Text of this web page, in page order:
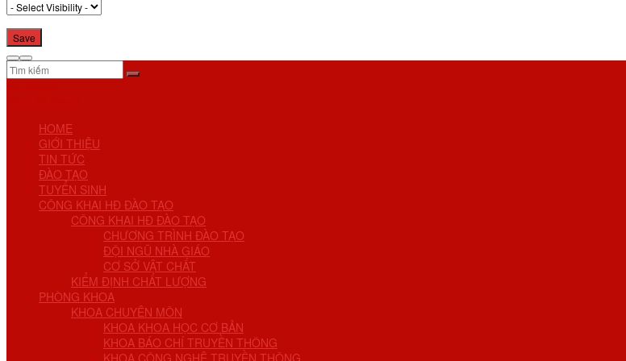
HOME
GIỚI THIỆU
TIN TỨC
ĐÀO TẠO
TUYỂN SINH
CÔNG KHAI HĐ ĐÀO TẠO
CÔNG KHAI HĐ ĐÀO TẠO
CHƯƠNG TRÌNH ĐÀO TẠO
ĐỘI NGŨ NHÀ GIÁO
CƠ SỞ VẬT CHẤT
KIỂM ĐỊNH CHẤT LƯỢNG
PHÒNG KHOA
KHOA CHUYÊN MÔN
KHOA KHOA HỌC CƠ BẢN
KHOA BÁO CHÍ TRUYỀN THÔNG